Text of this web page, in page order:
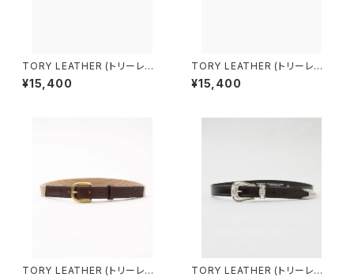
TORY LEATHER (トリーレザ
ー) MINI HOOF PICK BELT''
(BLACK/BRASS) 2666
¥15,400
TORY LEATHER (トリーレザ
ー) MINI HOOF PICK BELT''
(HAVANA/BRASS) 2665
¥15,400
TORY LEATHER (トリーレザ
TORY LEATHER (トリーレザ